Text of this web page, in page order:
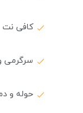
کافی نت
سرگرمی
حوله و